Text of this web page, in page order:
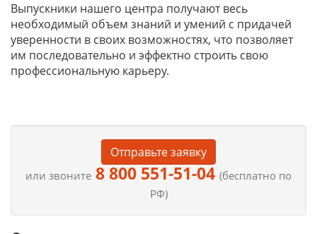
Выпускники нашего центра получают весь
необходимый объем знаний и умений с придачей
уверенности в своих возможностях, что позволяет
им последовательно и эффектно строить свою
профессиональную карьеру.
Отправьте заявку
или звоните 8 800 551-51-04 (бесплатно по
РФ)